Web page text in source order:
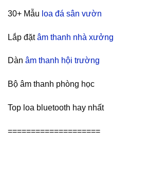
30+ Mẫu loa đá sân vườn
Lắp đặtâm thanh nhà xưởng
Dàn âm thanh hội trường
Bộ âm thanh phòng học
Top loa bluetooth hay nhất
====================